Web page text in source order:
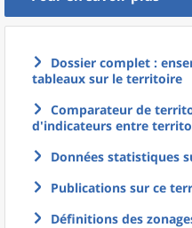
Dossier complet :
tableaux sur le territoire
Comparateur de
d'indicateurs entre
Données statistiques
Publications sur ce
Définitions des